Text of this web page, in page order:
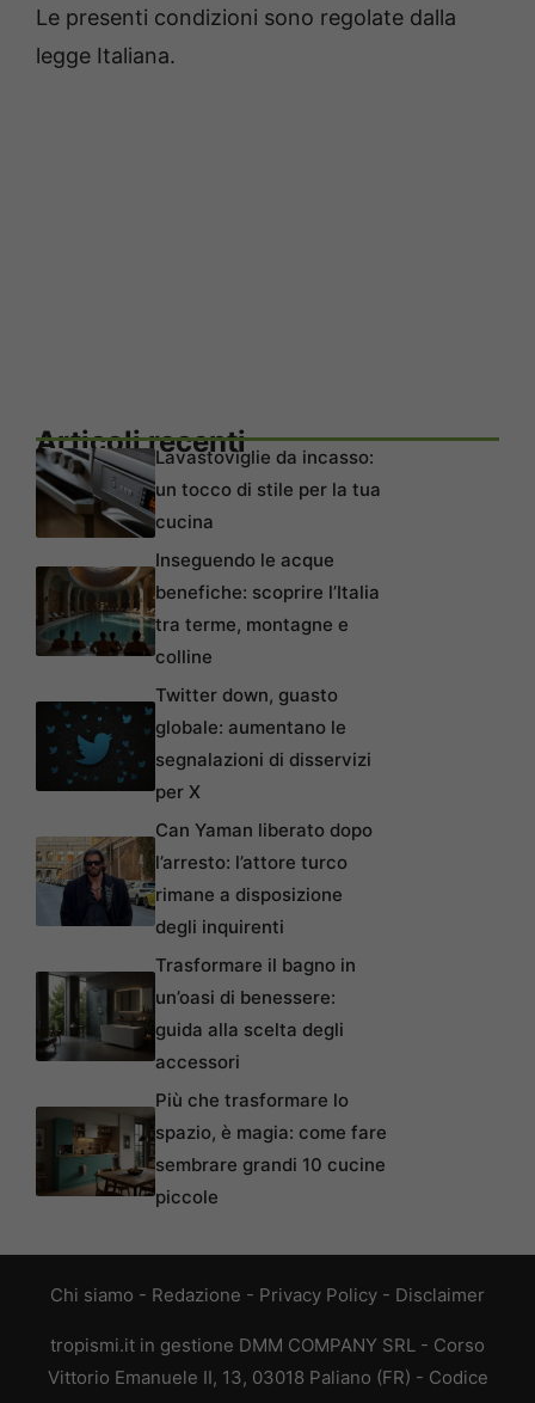
Le presenti condizioni sono regolate dalla
legge Italiana.
Articoli recentiLavastoviglie da incasso:
un tocco di stile per la tua
cucina
Inseguendo le acque
benefiche: scoprire l’Italia
tra terme, montagne e
colline
Twitter down, guasto
globale: aumentano le
segnalazioni di disservizi
per X
Can Yaman liberato dopo
l’arresto: l’attore turco
rimane a disposizione
degli inquirenti
Trasformare il bagno in
un’oasi di benessere:
guida alla scelta degli
accessori
Più che trasformare lo
spazio, è magia: come fare
sembrare grandi 10 cucine
piccole
Chi siamo - Redazione - Privacy Policy - Disclaimer
tropismi.it in gestione DMM COMPANY SRL - Corso
Vittorio Emanuele II, 13, 03018 Paliano (FR) - Codice